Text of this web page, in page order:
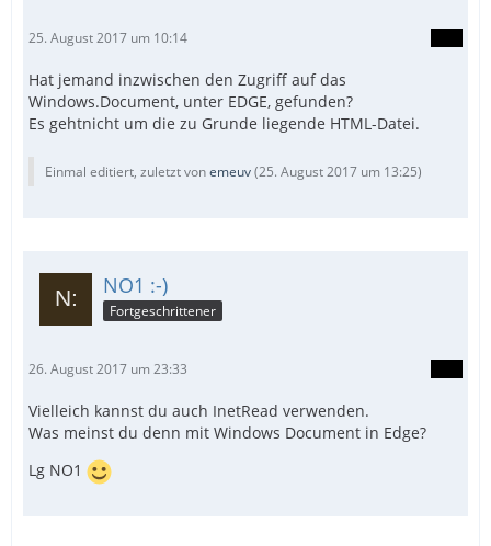
25. August 2017 um 10:14
Hat jemand inzwischen den Zugriff auf das
Windows.Document, unter EDGE, gefunden?
Es gehtnicht um die zu Grunde liegende HTML-Datei.
Einmal editiert, zuletzt vonemeuv(25. August 2017 um 13:25)
NO1 :-)
Fortgeschrittener
26. August 2017 um 23:33
Vielleich kannst du auch InetRead verwenden.
Was meinst du denn mit Windows Document in Edge?
Lg NO1